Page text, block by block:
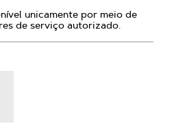
unicamente por meio de
de serviço autorizado.